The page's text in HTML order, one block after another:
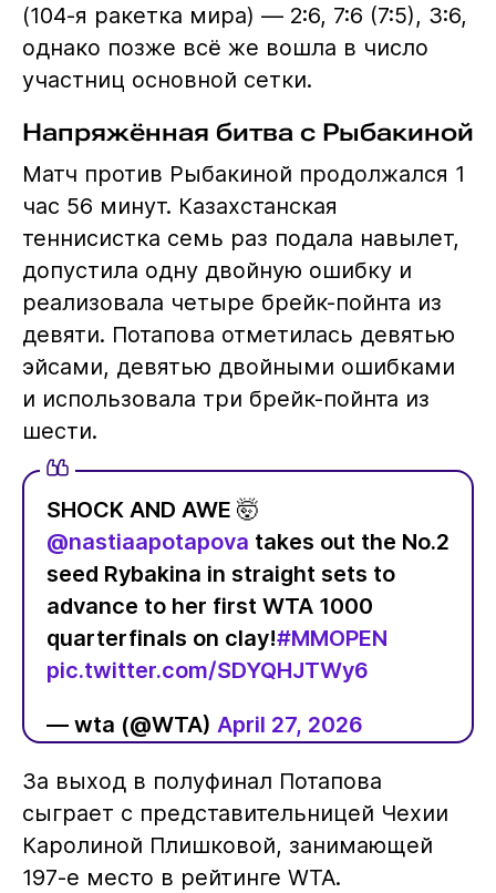
(104-я ракетка мира) — 2:6, 7:6 (7:5), 3:6,
однако позже всё же вошла в число
участниц основной сетки.
Напряжённая битва с Рыбакиной
Матч против Рыбакиной продолжался 1
час 56 минут. Казахстанская
теннисистка семь раз подала навылет,
допустила одну двойную ошибку и
реализовала четыре брейк-пойнта из
девяти. Потапова отметилась девятью
эйсами, девятью двойными ошибками
и использовала три брейк-пойнта из
шести.
SHOCK AND AWE 🤯
@nastiaapotapova takes out the No.2
seed Rybakina in straight sets to
advance to her first WTA 1000
quarterfinals on clay!#MMOPEN
pic.twitter.com/SDYQHJTWy6
— wta (@WTA) April 27, 2026
За выход в полуфинал Потапова
сыграет с представительницей Чехии
Каролиной Плишковой, занимающей
197-е место в рейтинге WTA.